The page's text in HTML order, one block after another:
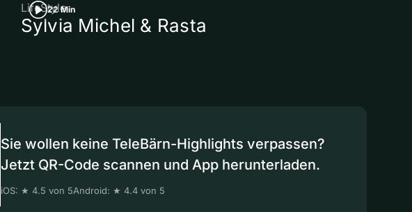
22 Min
LifeStyle
Sylvia Michel & Rasta
Sie wollen keine TeleBärn-Highlights verpassen?
Jetzt QR-Code scannen und App herunterladen.
iOS: ★ 4.5 von 5Android: ★ 4.4 von 5